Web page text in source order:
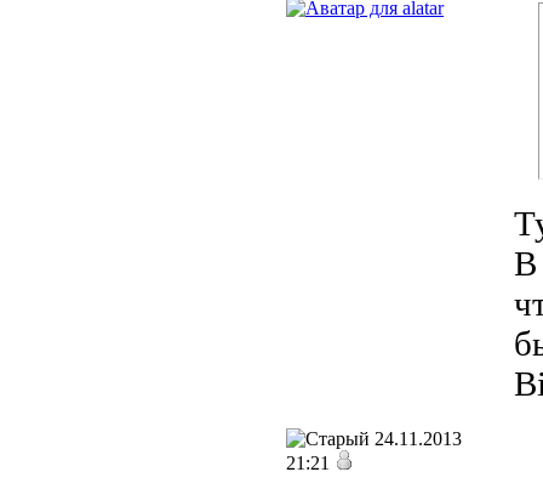
В
24.11.2013
21:21